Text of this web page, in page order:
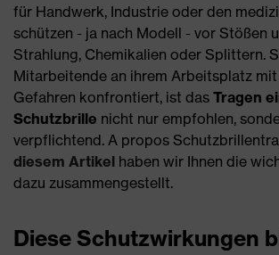
für Handwerk, Industrie oder den
schützen - ja nach Modell - vor Stößen
Strahlung, Chemikalien oder Splittern.
Mitarbeitende an ihrem Arbeitsplatz
Gefahren konfrontiert, ist das Tragen
Schutzbrille nicht nur empfohlen,
verpflichtend. A propos
diesem Artikel haben wir Ihnen die
dazu zusammengestellt.
Diese Schutzwirkungen